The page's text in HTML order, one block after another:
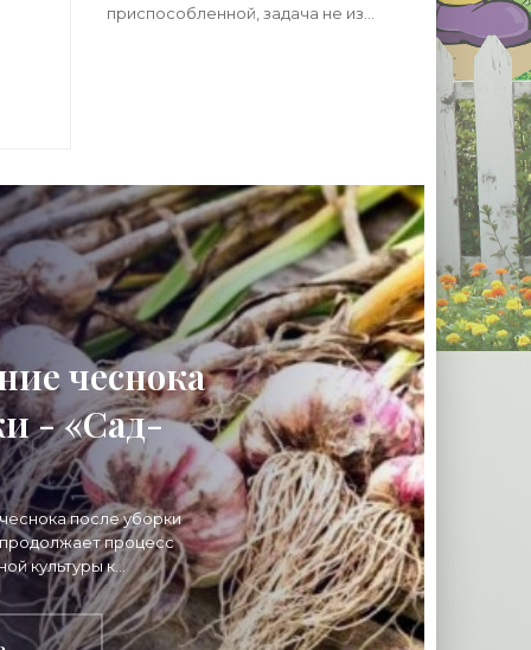
приспособленной, задача не из
чеснока
- «Сад-
после уборки
процесс
культуры к
Сразу после